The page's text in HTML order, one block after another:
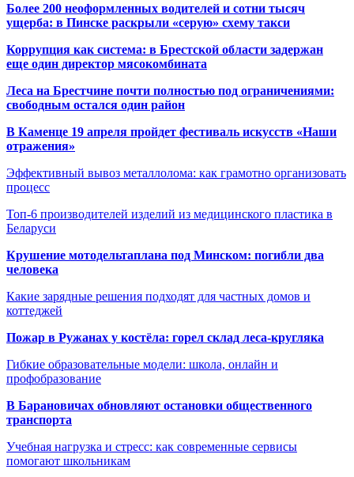
Более 200 неоформленных водителей и сотни тысяч
ущерба: в Пинске раскрыли «серую» схему такси
Коррупция как система: в Брестской области задержан
еще один директор мясокомбината
Леса на Брестчине почти полностью под ограничениями:
свободным остался один район
В Каменце 19 апреля пройдет фестиваль искусств «Наши
отражения»
Эффективный вывоз металлолома: как грамотно организовать
процесс
Топ-6 производителей изделий из медицинского пластика в
Беларуси
Крушение мотодельтаплана под Минском: погибли два
человека
Какие зарядные решения подходят для частных домов и
коттеджей
Пожар в Ружанах у костёла: горел склад леса-кругляка
Гибкие образовательные модели: школа, онлайн и
профобразование
В Барановичах обновляют остановки общественного
транспорта
Учебная нагрузка и стресс: как современные сервисы
помогают школьникам